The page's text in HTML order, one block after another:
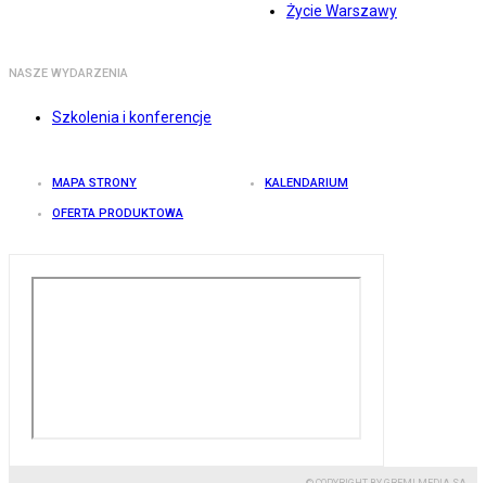
Życie Warszawy
NASZE WYDARZENIA
Szkolenia i konferencje
MAPA STRONY KALENDARIUM
OFERTA PRODUKTOWA